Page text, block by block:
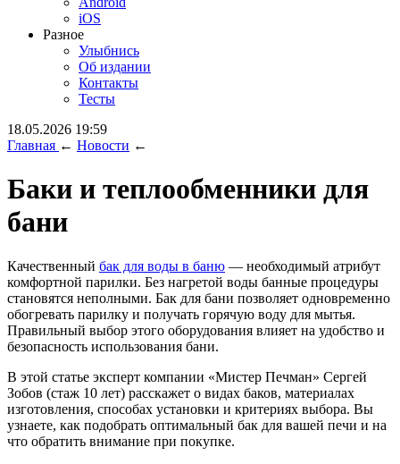
iOS
Разное
Улыбнись
Об издании
Контакты
Тесты
18.05.2026 19:59
Главная ← Новости ←
Баки и теплообменники для
бани
Качественный бак для воды в баню — необходимый атрибут
комфортной парилки. Без нагретой воды банные процедуры
становятся неполными. Бак для бани позволяет одновременно
обогревать парилку и получать горячую воду для мытья.
Правильный выбор этого оборудования влияет на удобство и
безопасность использования бани.
В этой статье эксперт компании «Мистер Печман» Сергей
Зобов (стаж 10 лет) расскажет о видах баков, материалах
изготовления, способах установки и критериях выбора. Вы
узнаете, как подобрать оптимальный бак для вашей печи и на
что обратить внимание при покупке.